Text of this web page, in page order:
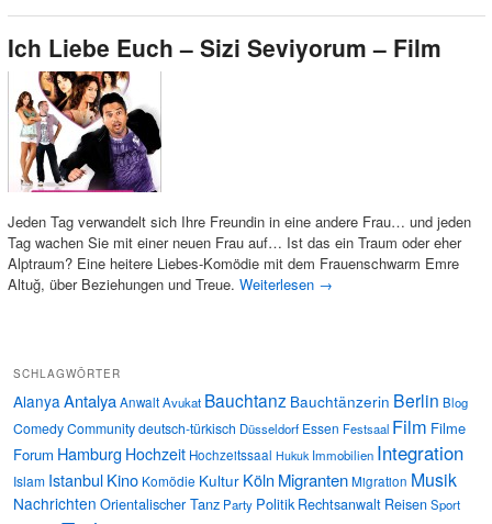
Ich Liebe Euch – Sizi Seviyorum – Film
Jeden Tag verwandelt sich Ihre Freundin in eine andere Frau… und jeden
Tag wachen Sie mit einer neuen Frau auf… Ist das ein Traum oder eher
Alptraum? Eine heitere Liebes-Komödie mit dem Frauenschwarm Emre
Altuğ, über Beziehungen und Treue. Weiterlesen →
SCHLAGWÖRTER
Alanya AntalyaAnwaltAvukat Bauchtanz Bauchtänzerin Berlin Blog
ComedyCommunitydeutsch-türkisch Düsseldorf Essen Festsaal Film Filme
Forum Hamburg Hochzeit Hochzeitssaal Hukuk Immobilien Integration
Islam IstanbulKino Komödie Kultur Köln MigrantenMigration Musik
Nachrichten Orientalischer Tanz Party Politik Rechtsanwalt ReisenSport